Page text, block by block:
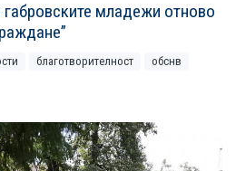
габровските младежи отново
благотворителност
обснв